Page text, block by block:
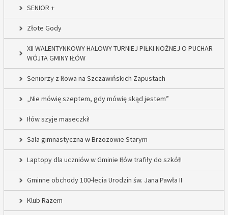
SENIOR +
Złote Gody
XII WALENTYNKOWY HALOWY TURNIEJ PIŁKI NOŻNEJ O PUCHAR
WÓJTA GMINY IŁÓW
Seniorzy z Iłowa na Szczawińskich Zapustach
„Nie mówię szeptem, gdy mówię skąd jestem”
Iłów szyje maseczki!
Sala gimnastyczna w Brzozowie Starym
Laptopy dla uczniów w Gminie Iłów trafiły do szkół!
Gminne obchody 100-lecia Urodzin św. Jana Pawła II
Klub Razem